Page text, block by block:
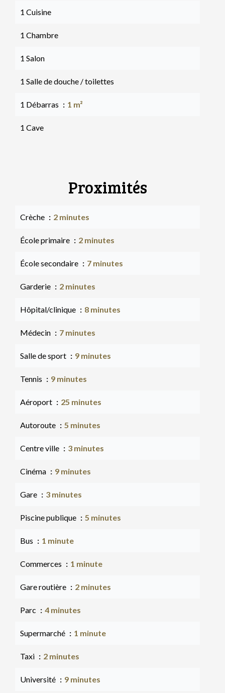
1 Cuisine
1 Chambre
1 Salon
1 Salle de douche / toilettes
1 Débarras 1 m²
1 Cave
Proximités
Crèche 2 minutes
École primaire 2 minutes
École secondaire 7 minutes
Garderie 2 minutes
Hôpital/clinique 8 minutes
Médecin 7 minutes
Salle de sport 9 minutes
Tennis 9 minutes
Aéroport 25 minutes
Autoroute 5 minutes
Centre ville 3 minutes
Cinéma 9 minutes
Gare 3 minutes
Piscine publique 5 minutes
Bus 1 minute
Commerces 1 minute
Gare routière 2 minutes
Parc 4 minutes
Supermarché 1 minute
Taxi 2 minutes
Université 9 minutes